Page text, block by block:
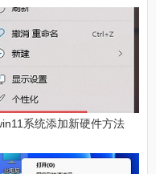
系统添加新硬件方法